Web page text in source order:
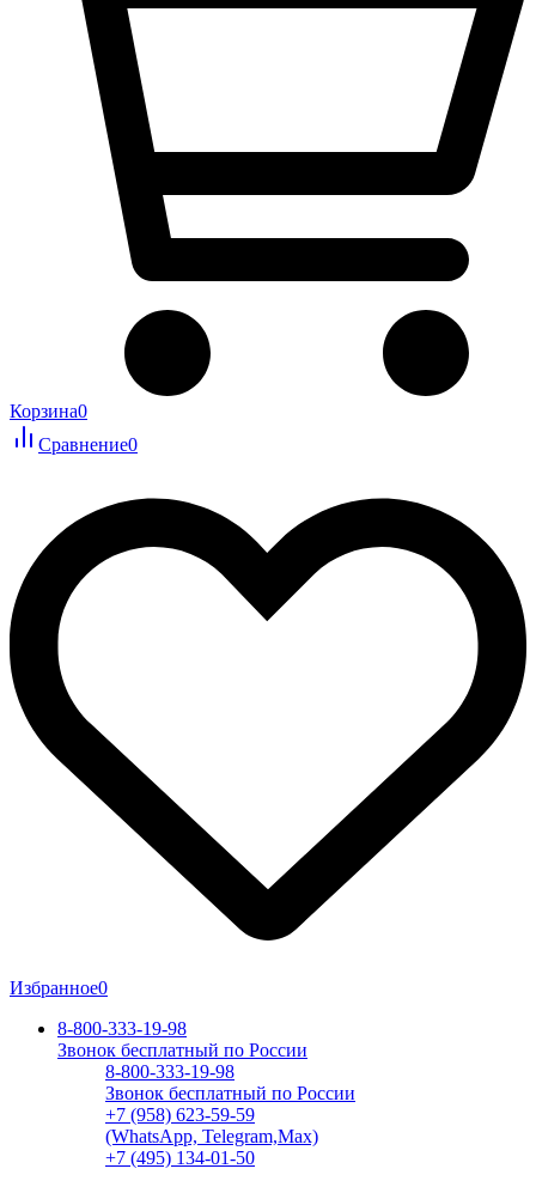
Корзина0
Сравнение0
Избранное0
8-800-333-19-98
Звонок бесплатный по России
8-800-333-19-98
Звонок бесплатный по России
+7 (958) 623-59-59
(WhatsApp, Telegram,Max)
+7 (495) 134-01-50